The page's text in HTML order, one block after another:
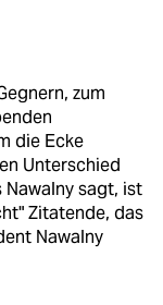
zum
die Ecke
Unterschied
Nawalny sagt, ist
Zitatende, das
Nawalny